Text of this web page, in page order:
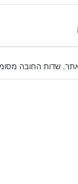
שדות החובה